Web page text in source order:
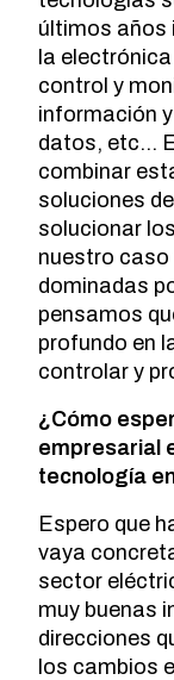
últimos años
la
control y
información
datos, etc…
combinar
soluciones
solucionar
nuestro
dominadas
pensamos
profundo en
controlar y
¿Cómo
empresarial
tecnología
Espero que
vaya
sector
muy buenas
direcciones
los cambios